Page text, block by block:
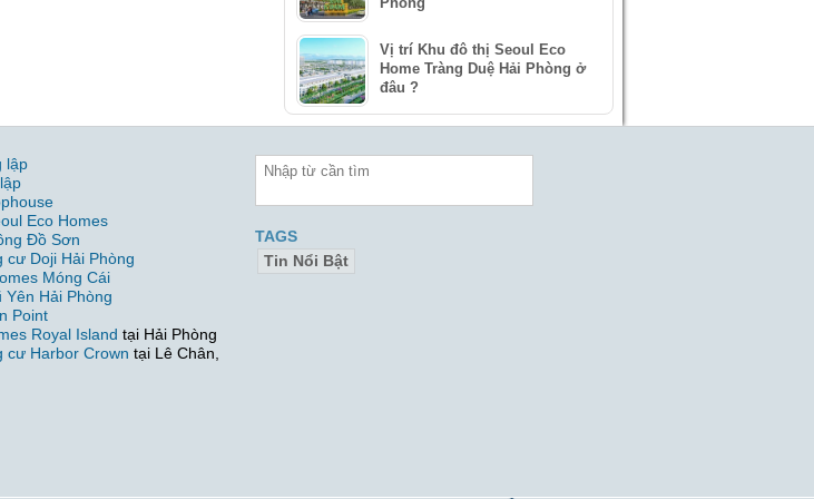
Vị trí Khu đô thị Seoul Eco
Home Tràng Duệ Hải Phòng ở
đâu ?
lập
Eco Homes
Đồ Sơn
cư Doji Hải Phòng
Móng Cái
Yên Hải Phòng
Point
Royal Island tại Hải Phòng
cư Harbor Crown tại Lê Chân,
TAGS
Tin Nổi Bật